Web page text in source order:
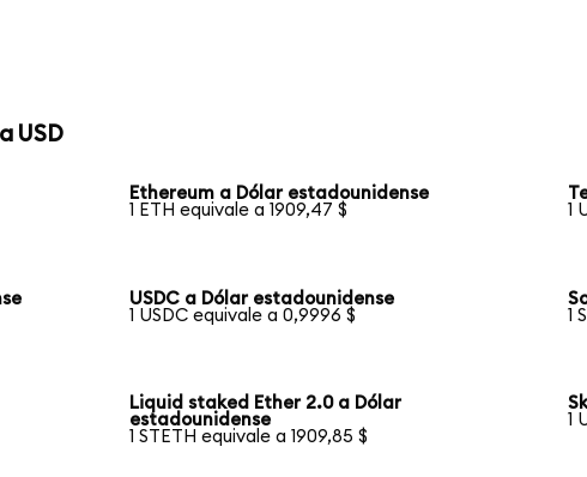
USD
Ethereum a Dólar estadounidense
1 ETH equivale a 1909,47 $
1
USDC a Dólar estadounidense
1 USDC equivale a 0,9996 $
1
Liquid staked Ether 2.0 a Dólar
estadounidense
1 STETH equivale a 1909,85 $
1